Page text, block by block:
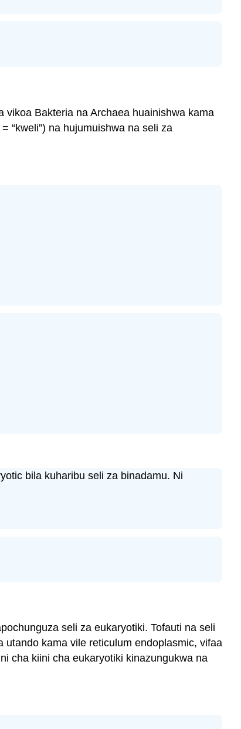
Bakteria na Archaea huainishwa kama
“kweli”) na hujumuishwa na seli za
bila kuharibu seli za binadamu. Ni
seli za eukaryotiki. Tofauti na seli
kama vile reticulum endoplasmic, vifaa
cha kiini cha eukaryotiki kinazungukwa na